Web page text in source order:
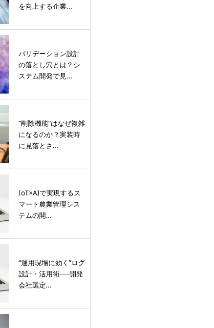
を向上する企業...
バリデーション設計
の落とし穴とは？シ
ステム開発で見...
“削除機能”はなぜ複雑
になるのか？実装時
に見落とさ...
IoT×AIで実現するス
マート農業管理シス
テムの開...
“運用現場に効く”ログ
設計・活用術──開発
会社選定...